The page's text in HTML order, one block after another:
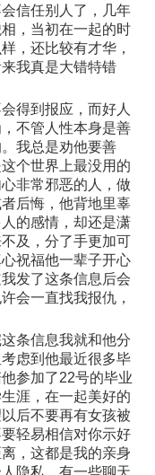
信任别人了，几年
，当初在一起的时
，还比较有才华，
我真是大错特错
得到报应，而好人
不管人性本身是善
我总是劝他要善
个世界上最没用的
非常邪恶的人，做
后悔，他背地里辜
的感情，却还是潇
及，分了手更加可
祝福他一辈子开心
发了这条信息后会
会一直找我报仇，
条信息我就和他分
虑到他最近很多毕
参加了22号的毕业
涯，在一起美好的
后不要再有女孩被
轻易相信对你示好
，这都是我的亲身
隐私，有一些聊天